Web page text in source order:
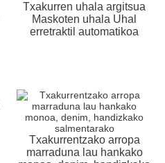
Txakurren uhala argitsua
Maskoten uhala Uhal
erretraktil automatikoa
Txakurrentzako arropa
marraduna lau hankako